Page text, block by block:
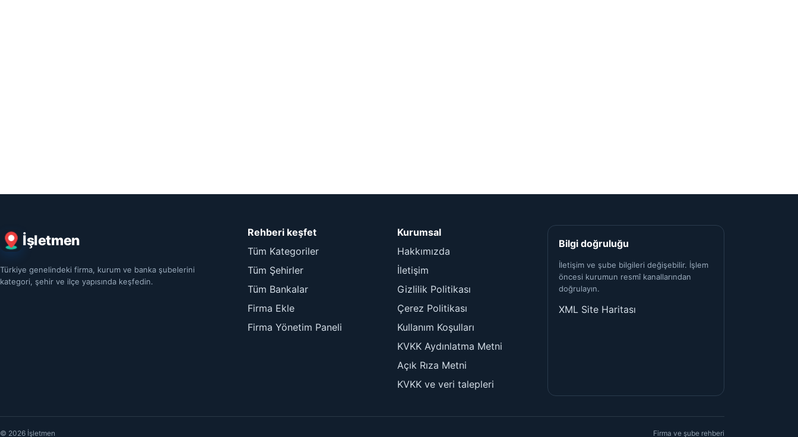
İşletmen
Türkiye genelindeki firma, kurum ve banka şubelerini
kategori, şehir ve ilçe yapısında keşfedin.
Rehberi keşfet
Tüm Kategoriler
Tüm Şehirler
Tüm Bankalar
Firma Ekle
Firma Yönetim Paneli
Kurumsal
Hakkımızda
İletişim
Gizlilik Politikası
Çerez Politikası
Kullanım Koşulları
KVKK Aydınlatma Metni
Açık Rıza Metni
KVKK ve veri talepleri
Bilgi doğruluğu
İletişim ve şube bilgileri değişebilir. İşlem
öncesi kurumun resmî kanallarından
doğrulayın.
XML Site Haritası
© 2026 İşletmen Firma ve şube rehberi